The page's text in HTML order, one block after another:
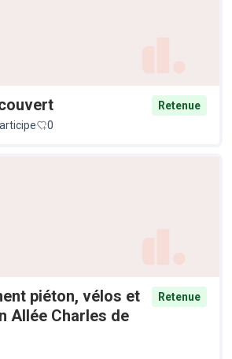
Retenue
0
piéton, vélos et
Allée Charles de
Retenue